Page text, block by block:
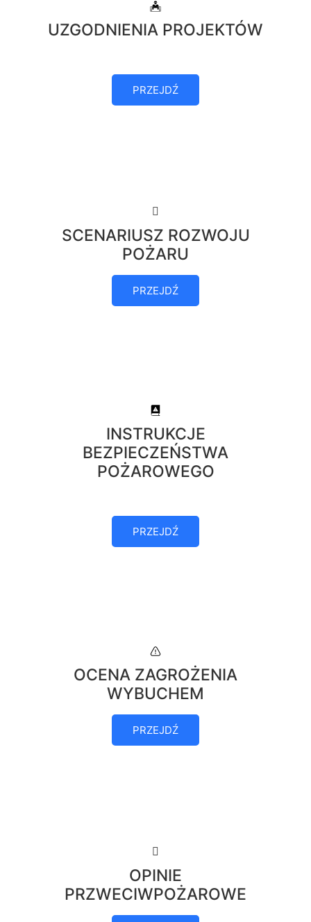
UZGODNIENIA PROJEKTÓW
PRZEJDŹ
SCENARIUSZ ROZWOJU
POŻARU
PRZEJDŹ
INSTRUKCJE
BEZPIECZEŃSTWA
POŻAROWEGO
PRZEJDŹ
OCENA ZAGROŻENIA
WYBUCHEM
PRZEJDŹ
OPINIE
PRZWECIWPOŻAROWE